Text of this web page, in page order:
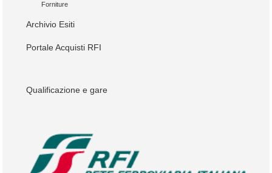
Forniture
Archivio Esiti
Portale Acquisti RFI
Qualificazione e gare